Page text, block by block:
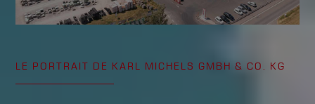
LE PORTRAIT DE KARL MICHELS GMBH & CO. KG